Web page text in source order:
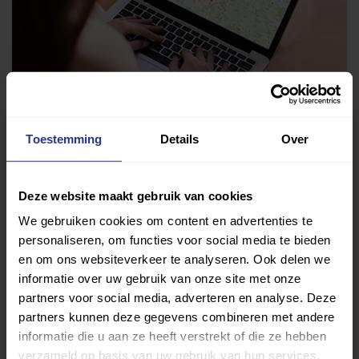
Toestemming Details Over
Deze website maakt gebruik van cookies
We gebruiken cookies om content en advertenties te
personaliseren, om functies voor social media te bieden
en om ons websiteverkeer te analyseren. Ook delen we
informatie over uw gebruik van onze site met onze
partners voor social media, adverteren en analyse. Deze
partners kunnen deze gegevens combineren met andere
informatie die u aan ze heeft verstrekt of die ze hebben
verzameld op basis van uw gebruik van hun services.
Van atletiek tot zwemmen: met onze Sportzoeker
vind je gemakkelijk jouw favoriete sport of activiteit.
Met meer dan 4250 sportclubs is er altijd een sport
Sport zoeken